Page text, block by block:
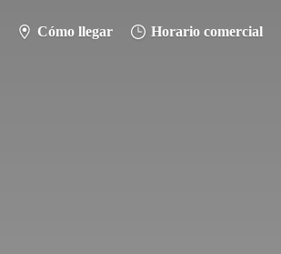
Cómo llegar Horario comercial